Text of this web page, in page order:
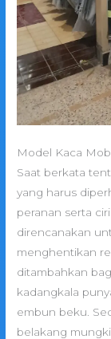
Model Kaca
Saat berkata
yang harus
peranan serta
direncanakan
menghentikan
ditambahkan
kadangkala
embun beku.
belakang